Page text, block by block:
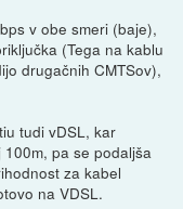
v obe smeri (baje),
(Tega na kablu
drugačnih CMTSov),
tudi vDSL, kar
pa se podaljša
za kabel
na VDSL.